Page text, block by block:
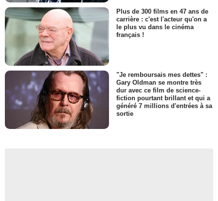
Plus de 300 films en 47 ans de
carrière : c'est l'acteur qu'on a
le plus vu dans le cinéma
français !
"Je remboursais mes dettes" :
Gary Oldman se montre très
dur avec ce film de science-
fiction pourtant brillant et qui a
généré 7 millions d'entrées à sa
sortie